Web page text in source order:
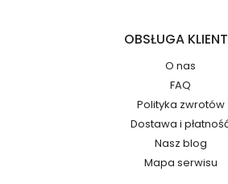
Numer produktu ładowarki
Jak przedłużyć żywotność
Smartfonów i Telefonów Kebao
OBSŁUGA
O nas
FAQ
Polityka zwrotów
Dostawa i
Nasz blog
Mapa serwisu